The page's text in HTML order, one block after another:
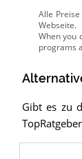
Alle
Webseite.
Gibt es zu